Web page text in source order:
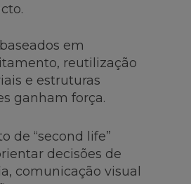
em
reutilização
e estruturas
ganham força.
de “second life”
decisões de
comunicação visual